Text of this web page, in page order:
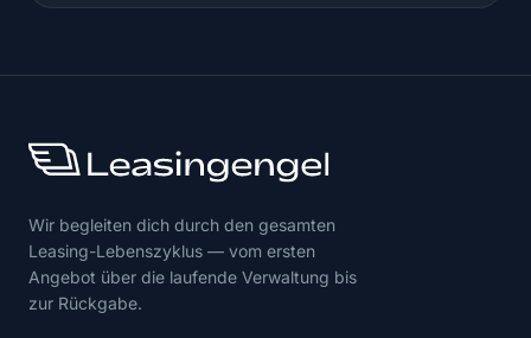
Wir begleiten dich durch den gesamten
Leasing-Lebenszyklus — vom ersten
Angebot über die laufende Verwaltung bis
zur Rückgabe.